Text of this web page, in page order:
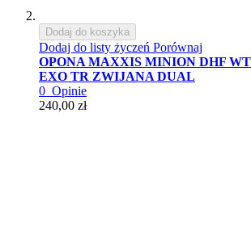
Dodaj do koszyka
Dodaj do listy życzeń Porównaj
OPONA MAXXIS MINION DHF WT
EXO TR ZWIJANA DUAL
0 Opinie
240,00 zł